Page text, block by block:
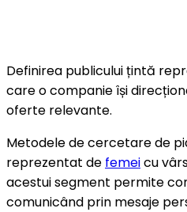
Definirea publicului țintă
care o companie își
oferte relevante.
Metodele de cercetare de
reprezentat de femeicu
acestui segment permite
comunicând prin mesaje